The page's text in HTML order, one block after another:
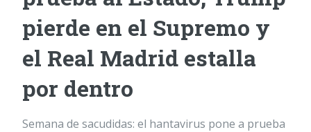
pierde en el Supremo y
el Real Madrid estalla
por dentro
Semana de sacudidas: el hantavirus pone a prueba